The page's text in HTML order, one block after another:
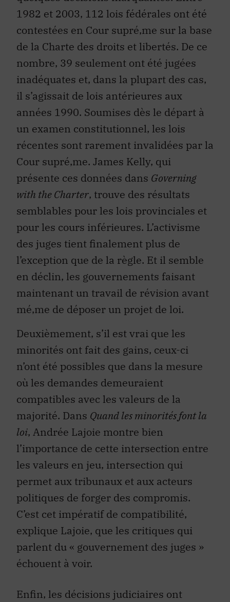
1982 et 2003, 112 lois fédérales ont été
contestées en Cour supré‚me sur la base
de la Charte des droits et libertés. De ce
nombre, 39 seulement ont été jugées
inadéquates et, dans la plupart des cas,
il s’agissait de lois antérieures aux
années 1990. Soumises dès le départ à
un examen constitutionnel, les lois
récentes sont rarement invalidées par la
Cour supré‚me. James Kelly, qui
présente ces données dans Governing
with the Charter, trouve des résultats
semblables pour les lois provinciales et
pour les cours inférieures. L’activisme
des juges tient finalement plus de
l’exception que de la règle. Et il semble
en déclin, les gouvernements faisant
maintenant un travail de révision avant
mé‚me de déposer un projet de loi.
Deuxièmement, s’il est vrai que les
minorités ont fait des gains, ceux-ci
n’ont été possibles que dans la mesure
où les demandes demeuraient
compatibles avec les valeurs de la
majorité. Dans Quand les minorités font la
loi, Andrée Lajoie montre bien
l’importance de cette intersection entre
les valeurs en jeu, intersection qui
permet aux tribunaux et aux acteurs
politiques de forger des compromis.
C’est cet impératif de compatibilité,
explique Lajoie, que les critiques qui
parlent du « gouvernement des juges »
échouent à voir.
Enfin, les décisions judiciaires ont